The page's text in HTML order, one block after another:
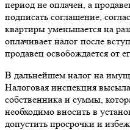
период не оплачен, а
подписать соглашение,
квартиры уменьшается на
оплачивает налог после
продавец освобождается от
В дальнейшем налог на
Налоговая инспекция
собственника и суммы,
необходимо вносить в
допустить просрочки и